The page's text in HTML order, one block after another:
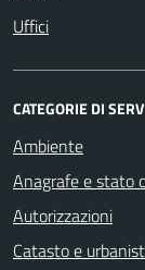
Uffici
CATEGORIE DI
Ambiente
Anagrafe e stato
Autorizzazioni
Catasto e